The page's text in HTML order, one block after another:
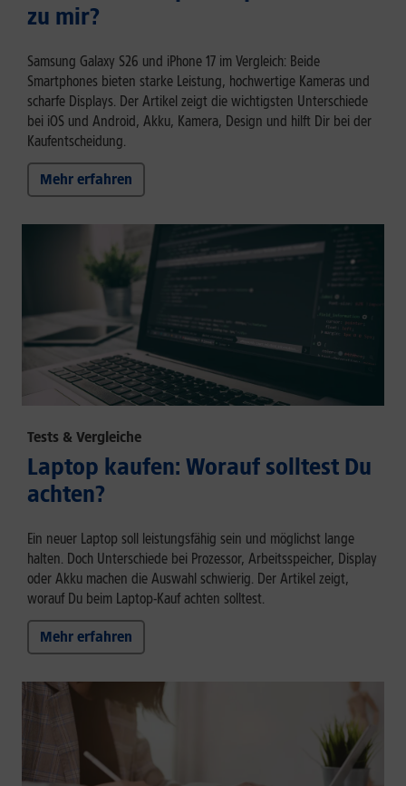
zu mir?
Samsung Galaxy S26 und iPhone 17 im Vergleich: Beide
Smartphones bieten starke Leistung, hochwertige Kameras und
scharfe Displays. Der Artikel zeigt die wichtigsten Unterschiede
bei iOS und Android, Akku, Kamera, Design und hilft Dir bei der
Kaufentscheidung.
Mehr erfahren
Tests & Vergleiche
Laptop kaufen: Worauf solltest Du
achten?
Ein neuer Laptop soll leistungsfähig sein und möglichst lange
halten. Doch Unterschiede bei Prozessor, Arbeitsspeicher, Display
oder Akku machen die Auswahl schwierig. Der Artikel zeigt,
worauf Du beim Laptop-Kauf achten solltest.
Mehr erfahren